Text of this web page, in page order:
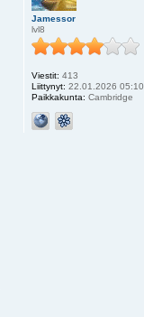
Jamessor
lvl8
Viestit: 413
Liittynyt: 22.01.2026 05:10
Paikkakunta: Cambridge